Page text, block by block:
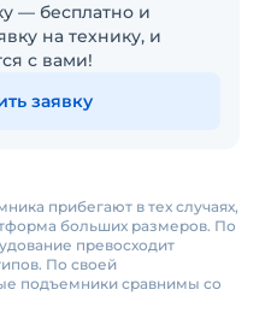
— бесплатно и
на технику, и
с вами!
заявку
прибегают в тех случаях,
больших размеров. По
превосходит
По своей
подъемники сравнимы со